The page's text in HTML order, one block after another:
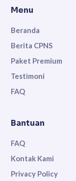
Menu
Beranda
Berita CPNS
Paket Premium
Testimoni
FAQ
Bantuan
FAQ
Kontak Kami
Privacy Policy